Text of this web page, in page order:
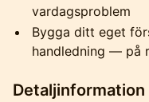
vardagsproblem
Bygga ditt eget
handledning — på
Detaljinformation